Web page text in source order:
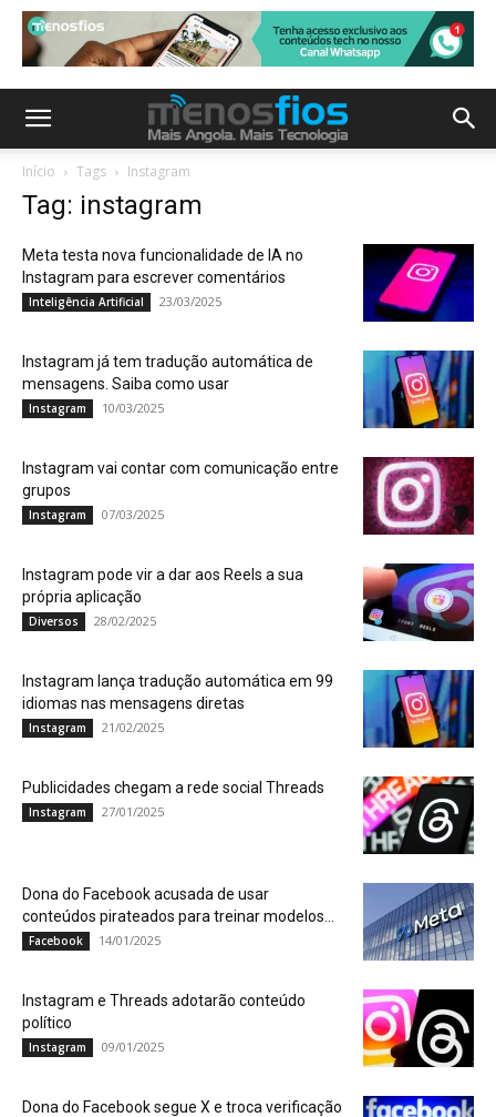
Início Tags Instagram
Tag: instagram
Meta testa nova funcionalidade de IA no
Instagram para escrever comentários
Inteligência Artificial 23/03/2025
Instagram já tem tradução automática de
mensagens. Saiba como usar
Instagram 10/03/2025
Instagram vai contar com comunicação entre
grupos
Instagram 07/03/2025
Instagram pode vir a dar aos Reels a sua
própria aplicação
Diversos 28/02/2025
Instagram lança tradução automática em 99
idiomas nas mensagens diretas
Instagram 21/02/2025
Publicidades chegam a rede social Threads
Instagram 27/01/2025
Dona do Facebook acusada de usar
conteúdos pirateados para treinar modelos...
Facebook 14/01/2025
Instagram e Threads adotarão conteúdo
político
Instagram 09/01/2025
Dona do Facebook segue X e troca verificação